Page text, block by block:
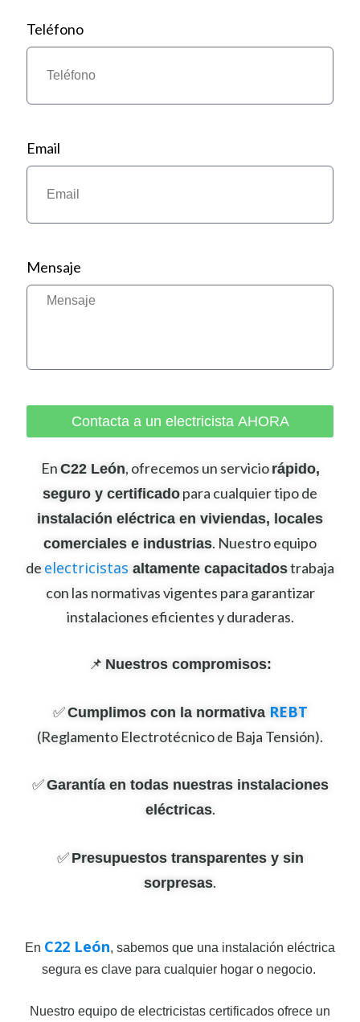
Teléfono
Email
Mensaje
Contacta a un electricista AHORA
En C22 León, ofrecemos un servicio rápido,
seguro y certificado para cualquier tipo de
instalación eléctrica en viviendas, locales
comerciales e industrias. Nuestro equipo
de electricistas altamente capacitadostrabaja
con las normativas vigentes para garantizar
instalaciones eficientes y duraderas.
📌 Nuestros compromisos:
✅Cumplimos con la normativa REBT
(Reglamento Electrotécnico de Baja Tensión).
✅Garantía en todas nuestras instalaciones
eléctricas.
✅ Presupuestos transparentes y sin
sorpresas.
En C22 León, sabemos que una instalación eléctrica
segura es clave para cualquier hogar o negocio.
Nuestro equipo de electricistas certificados ofrece un